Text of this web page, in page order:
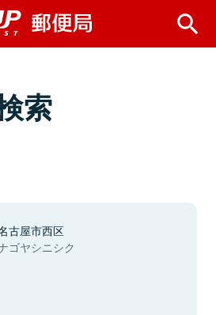
索
古屋市西区
ゴヤシニシク